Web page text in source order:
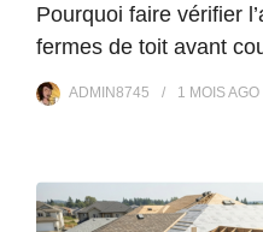
Pourquoi faire vérifier
fermes de toit avant
ADMIN8745 1 MOISAGO